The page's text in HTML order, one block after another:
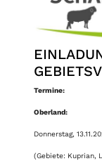
Termine:
Oberland:
Donnerstag,
(Gebiete: Kuprian,